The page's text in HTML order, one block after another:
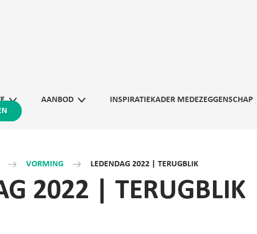
AANBOD INSPIRATIEKADER MEDEZEGGENSCHAP
VORMING LEDENDAG 2022 | TERUGBLIK
2022 | TERUGBLIK